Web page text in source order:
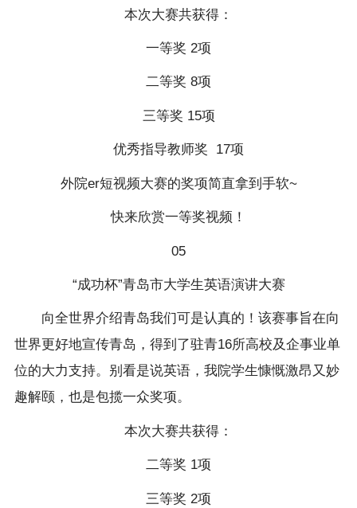
本次大赛共获得：
一等奖 2项
二等奖 8项
三等奖 15项
优秀指导教师奖 17项
外院er短视频大赛的奖项简直拿到手软~
快来欣赏一等奖视频！
05
“成功杯”青岛市大学生英语演讲大赛
向全世界介绍青岛我们可是认真的！该赛事旨在向
世界更好地宣传青岛，得到了驻青16所高校及企事业单
位的大力支持。别看是说英语，我院学生慷慨激昂又妙
趣解颐，也是包揽一众奖项。
本次大赛共获得：
二等奖 1项
三等奖 2项